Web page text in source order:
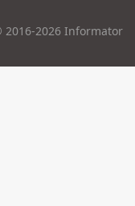
2016-2026 Informator